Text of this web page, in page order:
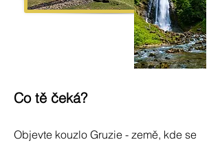
Co tě čeká?
Objevte kouzlo Gruzie - země, kde se